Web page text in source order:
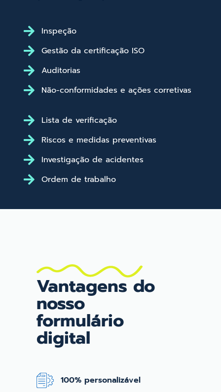
Inspeção
Gestão da certificação ISO
Auditorias
Não-conformidades e ações corretivas
Lista de verificação
Riscos e medidas preventivas
Investigação de acidentes
Ordem de trabalho
Vantagens do
nosso
formulário
digital
100% personalizável